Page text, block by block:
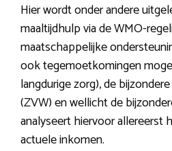
Hier wordt onder andere
maaltijdhulp via de WMO-
maatschappelijke
ook tegemoetkomingen
langdurige zorg), de
(ZVW) en wellicht de
analyseert hiervoor allereerst
actuele inkomen.